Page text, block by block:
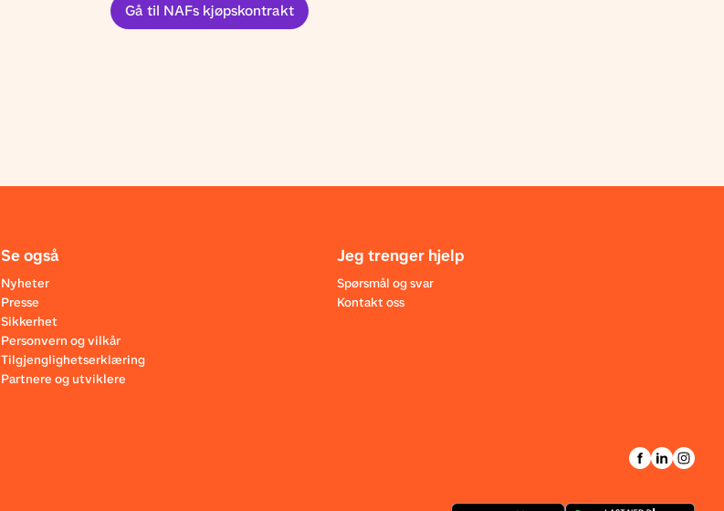
Gå til NAFs kjøpskontrakt
Se også
Nyheter
Presse
Sikkerhet
Personvern og vilkår
Tilgjenglighetserklæring
Partnere og utviklere
Jeg trenger hjelp
Spørsmål og svar
Kontakt oss